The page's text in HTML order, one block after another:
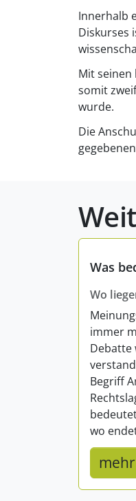
Innerhalb
Diskurses
Mit
somit
wurde.
Die
Was
Wo
immer
Debatte
Begriff
wo
mehr